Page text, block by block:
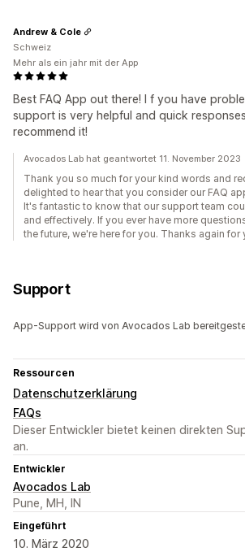
Best FAQ App out there! I f you have
support is very helpful and quick
recommend it!
Andrew & Cole
Schweiz
Mehr als ein jahr mit der App
Avocados Lab hat geantwortet 11. November 2023
Thank you so much for your kind words and
delighted to hear that you consider our FAQ
It's fantastic to know that our support team
and effectively. If you ever have more
the future, we're here for you. Thanks again for
Support
App-Support wird von Avocados Lab
Ressourcen
Datenschutzerklärung
FAQs
Dieser Entwickler bietet keinen direkten
an.
Entwickler
Avocados Lab
Pune, MH, IN
Eingeführt
10. März 2020